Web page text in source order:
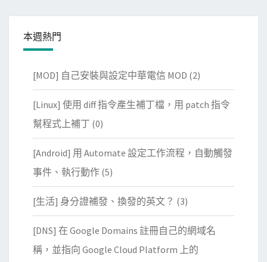
本週熱門
[MOD] 自己安裝與設定中華電信 MOD (2)
[Linux] 使用 diff 指令產生補丁檔，用 patch 指令
幫程式上補丁 (0)
[Android] 用 Automate 設定工作流程，自動觸發
事件、執行動作 (5)
[生活] 身分證補發、換發的英文？ (3)
[DNS] 在 Google Domains 註冊自己的網域名
稱，並指向 Google Cloud Platform 上的